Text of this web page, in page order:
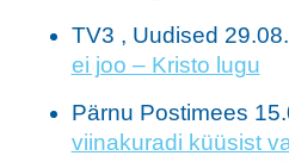
TV3 , Uudised
ei joo – Kristo lugu
Pärnu Postimees
viinakuradi küüsist